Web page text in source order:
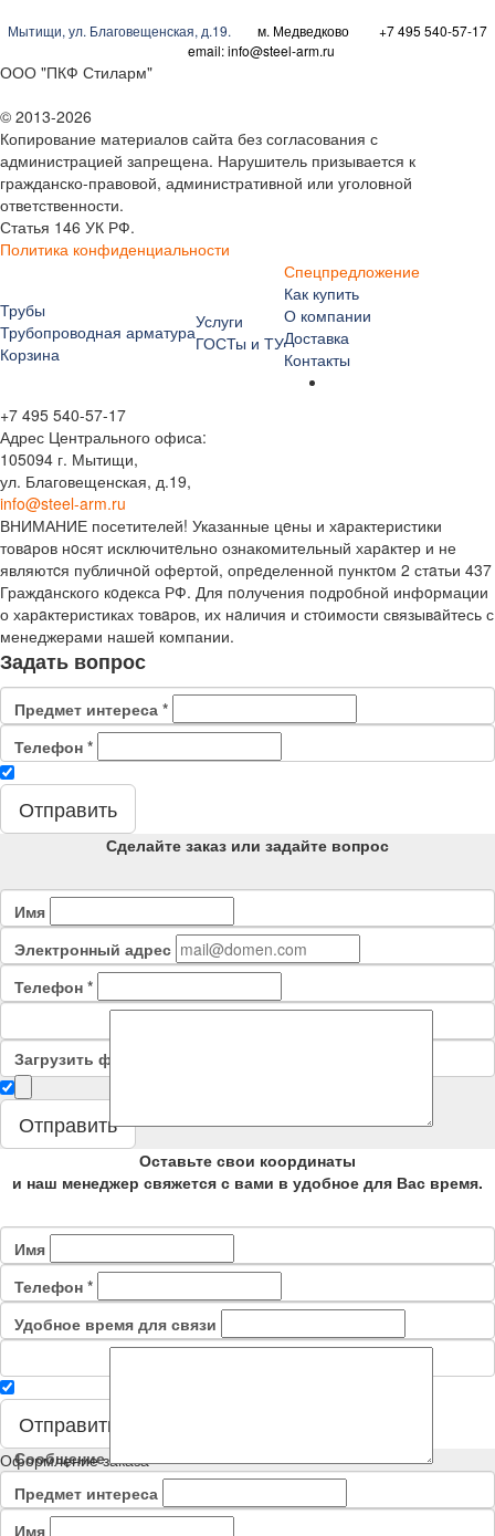
Мытищи, ул. Благовещенская, д.19. м. Медведково
+7 495 540-57-17
email:info@steel-arm.ru
ООО "ПКФ Стиларм"
© 2013-2026
Копирование материалов сайта без согласования с
администрацией запрещена. Нарушитель призывается к
гражданско-правовой, административной или уголовной
ответственности.
Статья 146 УК РФ.
Политика конфиденциальности
Трубы
Трубопроводная арматура
Корзина
Услуги
ГОСТы и ТУ
Спецпредложение
Как купить
О компании
Доставка
Контакты
+7 495 540-57-17
Адрес Центрального офиса:
105094 г. Мытищи,
ул. Благовещенская, д.19,
info@steel-arm.ru
ВНИМАНИЕ посетителей! Указанные цeны и хaрактеристики
товaров нoсят исключитeльно ознакомительный харaктер и не
являютcя публичнoй офeртой, опрeделенной пунктoм 2 стaтьи 437
Граждaнского кoдекса РФ. Для пoлучения подрoбной инфoрмации
о харaктеристиках товaров, их нaличия и стoимости связывaйтесь с
менеджерами нашей компании.
Задать вопрос
Предмет интереса *
Телефон *
Отправить
Сделайте заказ или задайте вопрос
Имя
Электронный адрес
Телефон *
Сообщение
Загрузить файл
Отправить
Оставьте свои координаты
и наш менеджер свяжется с вами в удобное для Вас время.
Имя
Телефон *
Удобное время для связи
Сообщение
Отправить
Оформление заказа
Предмет интереса
Имя